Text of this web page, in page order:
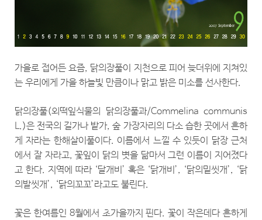
가을로 접어든 요즘, 닭의장풀이 지천으로 피어 늦더위에 지쳐있
는 우리에게 가을 하늘빛 만큼이나 맑고 밝은 미소를 선사한다.
닭의장풀(외떡잎식물의 닭의장풀과/Commelina communis
L.)은 전국의 길가나 밭가, 숲 가장자리의 다소 습한 곳에서 흔하
게 자라는 한해살이풀이다. 이름에서 느낄 수 있듯이 닭장 근처
에서 잘 자라고, 꽃잎이 닭의 볏을 닮마서 그런 이름이 지어졌다
고 한다. 지역에 따라 ‘달개비’ 혹은 ‘닭개비’, ‘닭의밑씻개’, ‘닭
의발씻개’, ‘닭의꼬꼬’라고도 불린다.
꽃은 한여름인 8월에서 초가을까지 핀다. 꽃이 작은데다 흔하게